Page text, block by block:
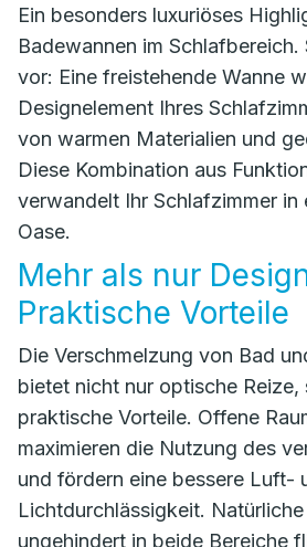
Ein besonders luxuriöses
Badewannen im Schlafbereich.
vor: Eine freistehende Wanne
Designelement Ihres
von warmen Materialien und
Diese Kombination aus
verwandelt Ihr Schlafzimmer in
Oase.
Mehr als nur
Praktische Vorteile
Die Verschmelzung von Bad
bietet nicht nur optische Reize,
praktische Vorteile. Offene
maximieren die Nutzung des
und fördern eine bessere Luft-
Lichtdurchlässigkeit.
ungehindert in beide Bereiche